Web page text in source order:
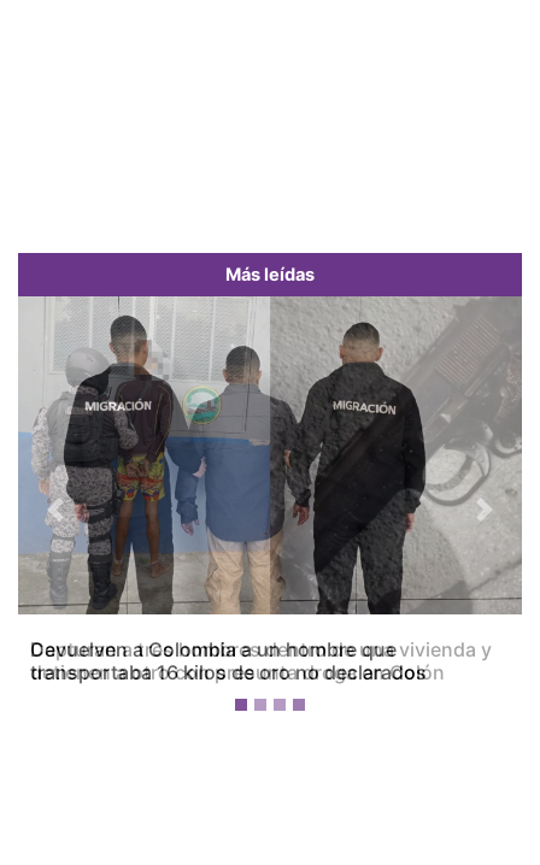
Más leídas
Capturan a tres hombres dentro de una vivienda y
detienen a otro con presunta droga en Colón
Previous Next